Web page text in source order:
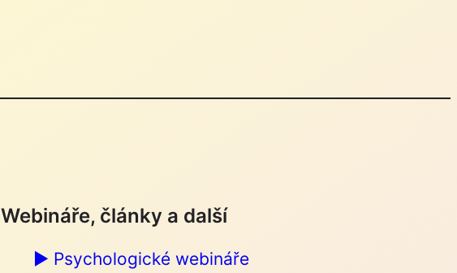
Webináře, články a další
▶︎ Psychologické webináře